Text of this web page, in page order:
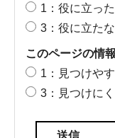
1：役に立った
3：役に立た
このページの情
1：見つけや
3：見つけに